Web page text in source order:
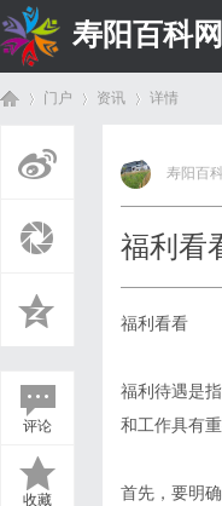
寿阳百科网
门户 资讯
›
详情
评论
收藏
寿阳百
福利看
福利看看
福利待遇是
和工作具有
首先，要明